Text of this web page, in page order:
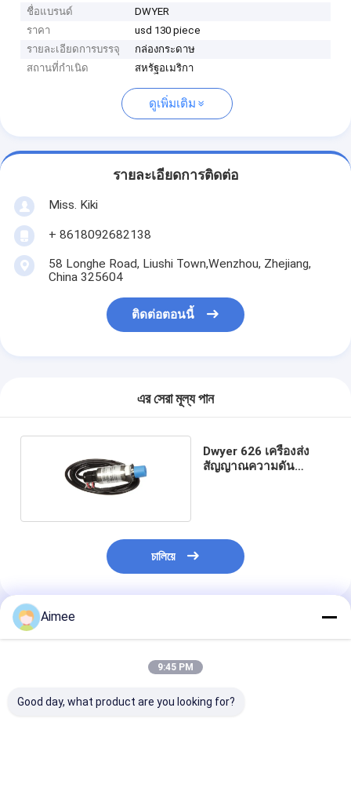
ชื่อแบรนด์
DWYER
ราคา
usd 130 piece
รายละเอียดการบรรจุ
กล่องกระดาษ
สถานที่กำเนิด
สหรัฐอเมริกา
ดูเพิ่มเติม
รายละเอียดการติดต่อ
Miss. Kiki
+ 8618092682138
58 Longhe Road, Liushi Town,Wenzhou, Zhejiang,
China 325604
ติดต่อตอนนี้
এর সেরা মূল্য পান
Dwyer 626 เครื่องส่ง
สัญญาณความดัน
চালিয়ে
แนะนำผลิตภัณฑ์
Aimee
9:45 PM
Good day, what product are you looking for?